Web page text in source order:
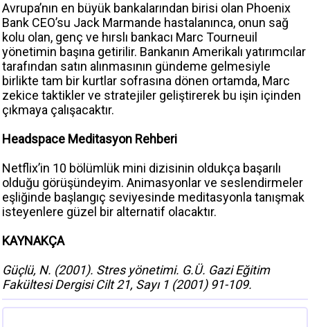
Avrupa’nın en büyük bankalarından birisi olan Phoenix
Bank CEO’su Jack Marmande hastalanınca, onun sağ
kolu olan, genç ve hırslı bankacı Marc Tourneuil
yönetimin başına getirilir. Bankanın Amerikalı yatırımcılar
tarafından satın alınmasının gündeme gelmesiyle
birlikte tam bir kurtlar sofrasına dönen ortamda, Marc
zekice taktikler ve stratejiler geliştirerek bu işin içinden
çıkmaya çalışacaktır.
Headspace Meditasyon Rehberi
Netflix’in 10 bölümlük mini dizisinin oldukça başarılı
olduğu görüşündeyim. Animasyonlar ve seslendirmeler
eşliğinde başlangıç seviyesinde meditasyonla tanışmak
isteyenlere güzel bir alternatif olacaktır.
KAYNAKÇA
Güçlü, N. (2001). Stres yönetimi. G.Ü. Gazi Eğitim
Fakültesi Dergisi Cilt 21, Sayı 1 (2001) 91-109.